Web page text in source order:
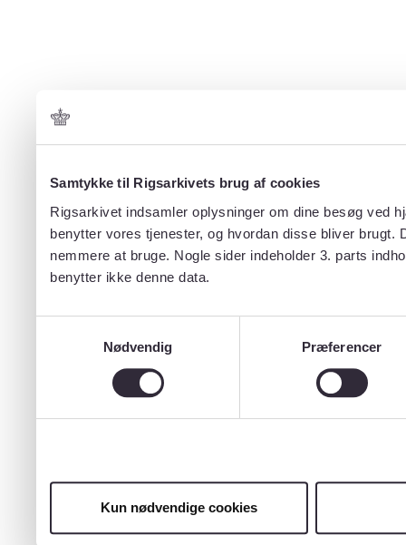
Samtykke til Rigsarkivets brug af cookies
Rigsarkivet indsamler oplysninger om dine besøg ved
benytter vores tjenester, og hvordan disse bliver
nemmere at bruge. Nogle sider indeholder 3. parts
benytter ikke denne data.
Nødvendig
Præferencer
Kun nødvendige cookies